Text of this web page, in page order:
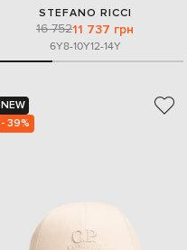
STEFANO RICCI
16 75211 737 грн
6Y8-10Y12-14Y
NEW
- 39%